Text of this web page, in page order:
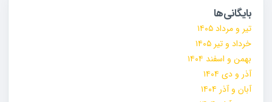
بایگانی‌ها
تیر و مرداد ۱۴۰۵
خرداد و تیر ۱۴۰۵
بهمن و اسفند ۱۴۰۴
آذر و دی ۱۴۰۴
آبان و آذر ۱۴۰۴